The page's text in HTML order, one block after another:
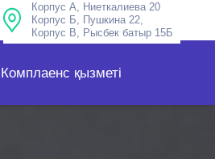
Корпус А, Ниеткалиева 20
Корпус Б, Пушкина 22,
Корпус В, Рысбек батыр 15Б
Комплаенс қызметі